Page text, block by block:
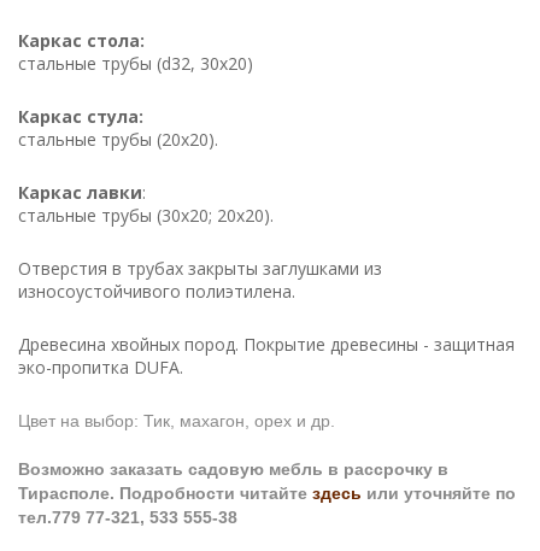
Каркас стола:
стальные трубы (d32, 30х20)
Каркас стула:
стальные трубы (20х20).
Каркас лавки:
стальные трубы (30х20; 20х20).
Отверстия в трубах закрыты заглушками из
износоустойчивого полиэтилена.
Древесина хвойных пород. Покрытие древесины - защитная
эко-пропитка DUFA.
Цвет на выбор: Тик, махагон, орех и др.
Возможно заказать садовую мебль в рассрочку в
Тирасполе. Подробности читайте здесь или уточняйте по
тел.779 77-321, 533 555-38